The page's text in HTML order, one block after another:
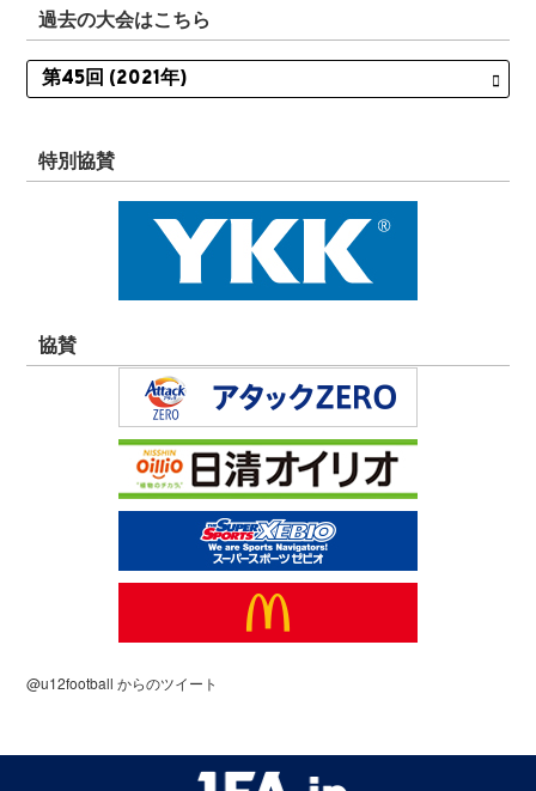
過去の大会はこちら
特別協賛
協賛
@u12football からのツイート